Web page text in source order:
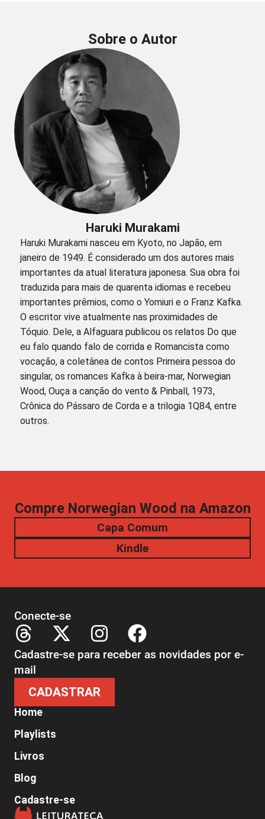
Sobre o Autor
Haruki Murakami
Haruki Murakami nasceu em Kyoto, no Japão, em
janeiro de 1949. É considerado um dos autores mais
importantes da atual literatura japonesa. Sua obra foi
traduzida para mais de quarenta idiomas e recebeu
importantes prêmios, como o Yomiuri e o Franz Kafka.
O escritor vive atualmente nas proximidades de
Tóquio. Dele, a Alfaguara publicou os relatos Do que
eu falo quando falo de corrida e Romancista como
vocação, a coletânea de contos Primeira pessoa do
singular, os romances Kafka à beira-mar, Norwegian
Wood, Ouça a canção do vento & Pinball, 1973,
Crônica do Pássaro de Corda e a trilogia 1Q84, entre
outros.
Compre Norwegian Wood na Amazon
Capa Comum
Kindle
Home
Playlists
Livros
Blog
Cadastre-se
Conecte-se
Cadastre-se para receber as novidades por e-
mail
CADASTRAR